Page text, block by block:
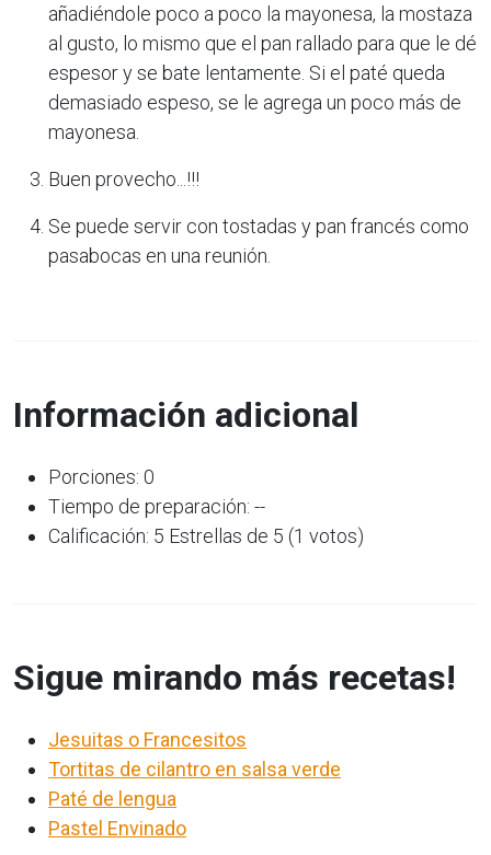
añadiéndole poco a poco la mayonesa, la mostaza
al gusto, lo mismo que el pan rallado para que le dé
espesor y se bate lentamente. Si el paté queda
demasiado espeso, se le agrega un poco más de
mayonesa.
Buen provecho...!!!
Se puede servir con tostadas y pan francés como
pasabocas en una reunión.
Información adicional
Porciones: 0
Tiempo de preparación: --
Calificación: 5 Estrellas de 5 (1 votos)
Sigue mirando más recetas!
Jesuitas o Francesitos
Tortitas de cilantro en salsa verde
Paté de lengua
Pastel Envinado